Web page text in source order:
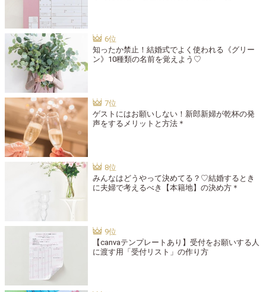
知ったか禁止！結婚式でよく使われる《グリー
ン》10種類の名前を覚えよう♡
ゲストにはお願いしない！新郎新婦が乾杯の発
声をするメリットと方法＊
みんなはどうやって決めてる？♡結婚するとき
に夫婦で考えるべき【本籍地】の決め方＊
【canvaテンプレートあり】受付をお願いする人
に渡す用「受付リスト」の作り方